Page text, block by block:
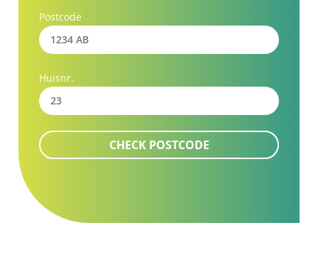
Postcode
Huisnr.
CHECK POSTCODE